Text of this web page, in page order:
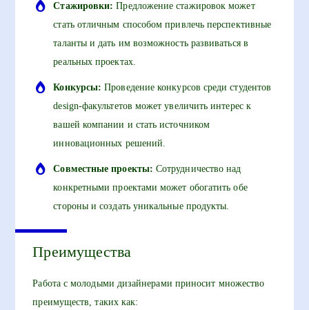
Стажировки: Предложение стажировок может
стать отличным способом привлечь перспективные
таланты и дать им возможность развиваться в
реальных проектах.
Конкурсы: Проведение конкурсов среди студентов
design-факультетов может увеличить интерес к
вашей компании и стать источником
инновационных решений.
Совместные проекты: Сотрудничество над
конкретными проектами может обогатить обе
стороны и создать уникальные продукты.
Преимущества
Работа с молодыми дизайнерами приносит множество
преимуществ, таких как: